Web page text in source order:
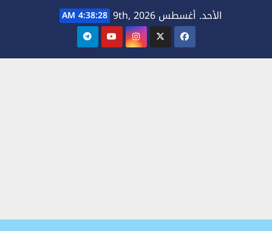
الأحد. أغسطس 9th, 2026 4:38:28 AM